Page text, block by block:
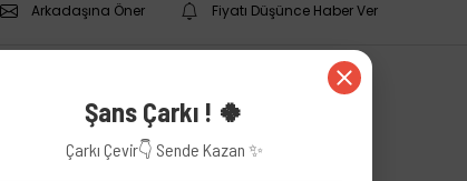
Arkadaşına Öner Fiyatı Düşünce Haber Ver
Şans Çarkı ! 🍀
Çarkı Çevir👇 Sende Kazan ✨